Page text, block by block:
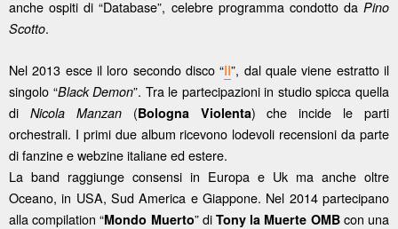
anche ospiti di “Database”, celebre programma condotto da Pino
Scotto.
Nel 2013 esce il loro secondo disco “II”, dal quale viene estratto il
singolo “Black Demon”. Tra le partecipazioni in studio spicca quella
di Nicola Manzan(Bologna Violenta) che incide le parti
orchestrali. I primi due album ricevono lodevoli recensioni da parte
di fanzine e webzine italiane ed estere.
La band raggiunge consensi in Europa e Uk ma anche oltre
Oceano, in USA, Sud America e Giappone. Nel 2014 partecipano
alla compilation “Mondo Muerto” diTony la Muerte OMBcon una